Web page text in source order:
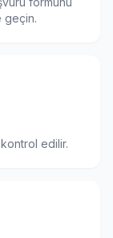
geçin.
edilir.